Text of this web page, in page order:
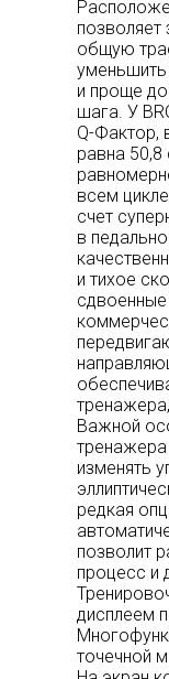
позволяет
общую
и проще
шага. У
Q-Фактор,
равна
всем
счет
в
и тихое
Важной
изменять
редкая
позволит
процесс и
дисплеем
точечной